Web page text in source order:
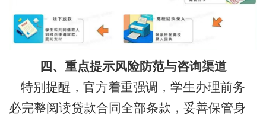
四、重点提示风险防范与咨询渠道
特别提醒，官方着重强调，学生办理前务
必完整阅读贷款合同全部条款，妥善保管身